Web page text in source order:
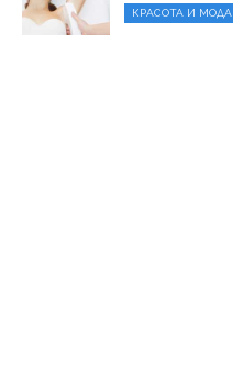
КРАСОТА И МОДА